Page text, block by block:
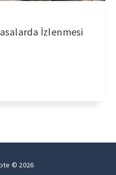
İzlenmesi
© 2026